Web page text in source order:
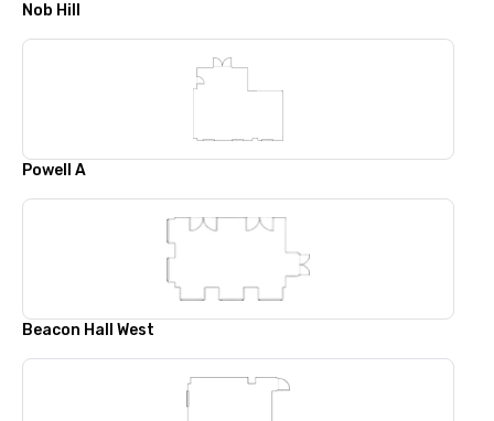
Nob Hill
Powell A
Beacon Hall West